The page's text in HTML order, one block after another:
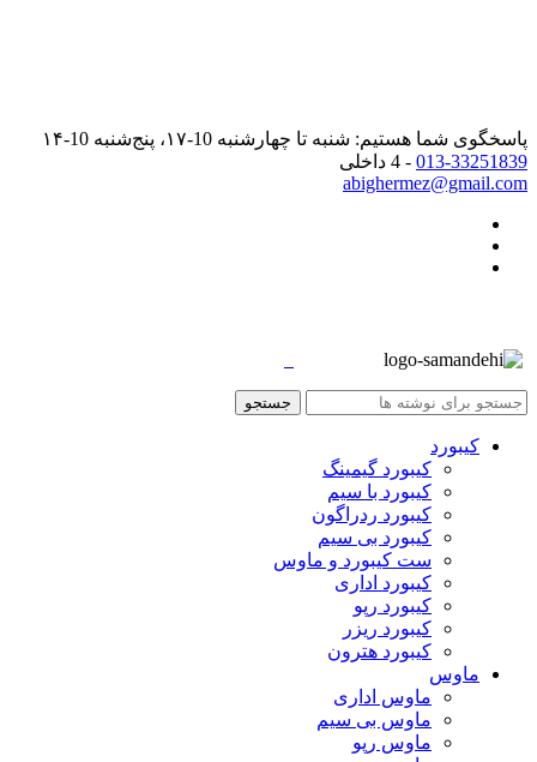
پاسخگوی شما هستیم: شنبه تا چهارشنبه 10-۱۷، پنج‌شنبه 10-۱۴
013-33251839 - 4 داخلی
abighermez@gmail.com
جستجو
کیبورد
کیبورد گیمینگ
کیبورد با سیم
کیبورد ردراگون
کیبورد بی سیم
ست کیبورد و ماوس
کیبورد اداری
کیبورد رپو
کیبورد ریزر
کیبورد هترون
ماوس
ماوس اداری
ماوس بی سیم
ماوس رپو